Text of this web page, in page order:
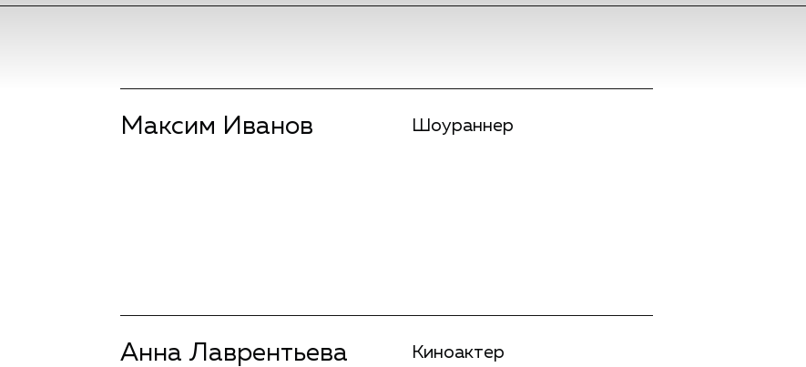
Максим Иванов Шоураннер
Анна Лаврентьева Киноактер